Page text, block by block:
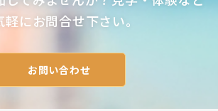
軽にお問合せ下さい。
お問い合わせ